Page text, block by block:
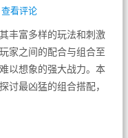
查看评论
丰富多样的玩法和刺激
家之间的配合与组合至
以想象的强大战力。本
讨最凶猛的组合搭配，